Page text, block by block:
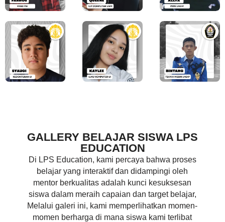
GALLERY BELAJAR SISWA LPS
EDUCATION
Di LPS Education, kami percaya bahwa proses
belajar yang interaktif dan didampingi oleh
mentor berkualitas adalah kunci kesuksesan
siswa dalam meraih capaian dan target belajar,
Melalui galeri ini, kami memperlihatkan momen-
momen berharga di mana siswa kami terlibat